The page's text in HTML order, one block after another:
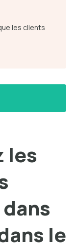
les clients
les
le